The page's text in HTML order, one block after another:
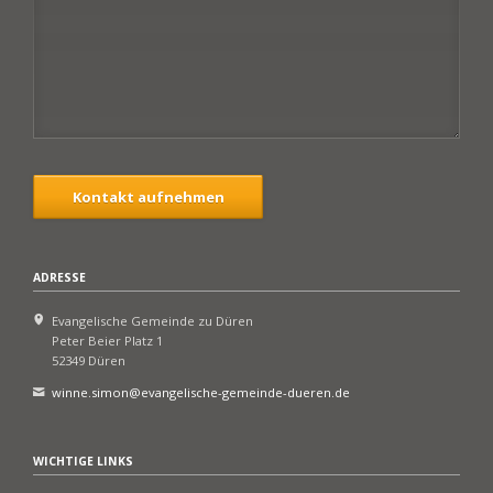
Kontakt aufnehmen
ADRESSE
Evangelische Gemeinde zu Düren
Peter Beier Platz 1
52349 Düren
winne.simon@evangelische-gemeinde-dueren.de
WICHTIGE LINKS